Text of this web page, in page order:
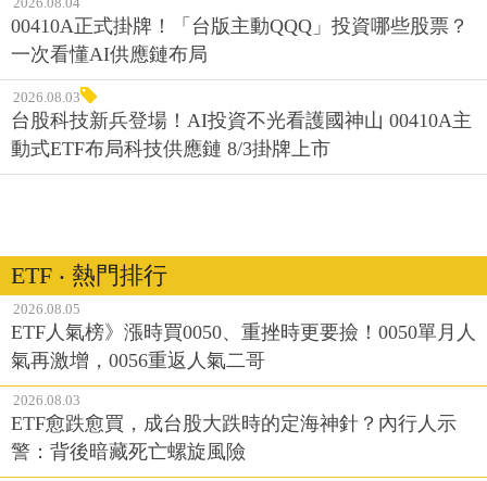
00410A正式掛牌！「台版主動QQQ」投資哪些股票？
一次看懂AI供應鏈布局
2026.08.03
台股科技新兵登場！AI投資不光看護國神山 00410A主
動式ETF布局科技供應鏈 8/3掛牌上市
ETF ‧ 熱門排行
2026.08.05
ETF人氣榜》漲時買0050、重挫時更要撿！0050單月人
氣再激增，0056重返人氣二哥
2026.08.03
ETF愈跌愈買，成台股大跌時的定海神針？內行人示
警：背後暗藏死亡螺旋風險